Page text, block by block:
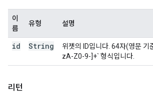
이
름
유형 설명
id String
위젯의 ID입니다. 64자(영문 기
zA-Z0-9-]+` 형식입니다.
리턴